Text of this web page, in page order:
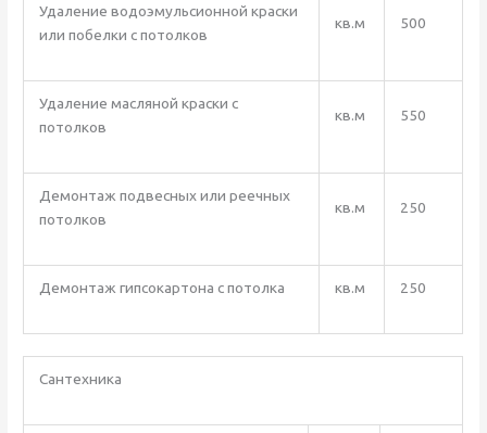
Удаление водоэмульсионной краски
или побелки с потолков
кв.м 500
Удаление масляной краски с
потолков
кв.м 550
Демонтаж подвесных или реечных
потолков
кв.м 250
Демонтаж гипсокартона с потолка кв.м 250
Сантехника